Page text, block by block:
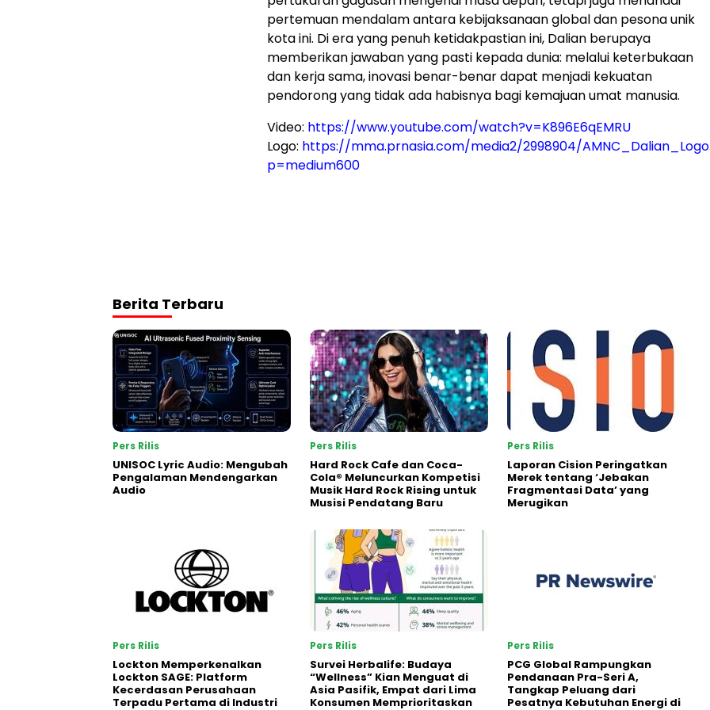
pertemuan mendalam antara kebijaksanaan global dan pesona unik
kota ini. Di era yang penuh ketidakpastian ini, Dalian berupaya
memberikan jawaban yang pasti kepada dunia: melalui keterbukaan
dan kerja sama, inovasi benar-benar dapat menjadi kekuatan
pendorong yang tidak ada habisnya bagi kemajuan umat manusia.
Video: https://www.youtube.com/watch?v=K896E6qEMRU
Logo: https://mma.prnasia.com/media2/2998904/
p=medium600
Berita Terbaru
Pers Rilis
UNISOC Lyric Audio: Mengubah
Pengalaman Mendengarkan
Audio
Pers Rilis
Hard Rock Cafe dan Coca-
Cola® Meluncurkan Kompetisi
Musik Hard Rock Rising untuk
Musisi Pendatang Baru
Pers Rilis
Laporan Cision Peringatkan
Merek tentang ‘Jebakan
Fragmentasi Data’ yang
Merugikan
Pers Rilis
Lockton Memperkenalkan
Lockton SAGE: Platform
Kecerdasan Perusahaan
Terpadu Pertama di Industri
Pers Rilis
Survei Herbalife: Budaya
“Wellness” Kian Menguat di
Asia Pasifik, Empat dari Lima
Konsumen Memprioritaskan
Pers Rilis
PCG Global Rampungkan
Pendanaan Pra-Seri A,
Tangkap Peluang dari
Pesatnya Kebutuhan Energi di